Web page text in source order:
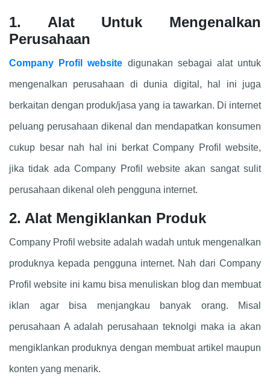
1. Alat Untuk Mengenalkan
Perusahaan
Company Profil website digunakan sebagai alat untuk
mengenalkan perusahaan di dunia digital, hal ini juga
berkaitan dengan produk/jasa yang ia tawarkan. Di internet
peluang perusahaan dikenal dan mendapatkan konsumen
cukup besar nah hal ini berkat Company Profil website,
jika tidak ada Company Profil website akan sangat sulit
perusahaan dikenal oleh pengguna internet.
2. Alat Mengiklankan Produk
Company Profil website adalah wadah untuk mengenalkan
produknya kepada pengguna internet. Nah dari Company
Profil website ini kamu bisa menuliskan blog dan membuat
iklan agar bisa menjangkau banyak orang. Misal
perusahaan A adalah perusahaan teknolgi maka ia akan
mengiklankan produknya dengan membuat artikel maupun
konten yang menarik.